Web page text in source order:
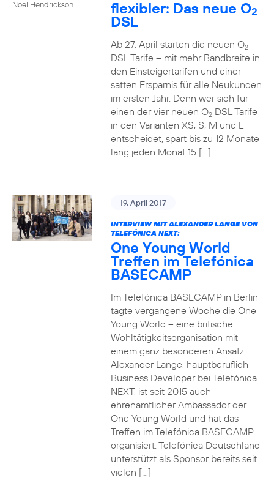
Noel Hendrickson
flexibler: Das neue O2
DSL
Ab 27. April starten die neuen O2
DSL Tarife – mit mehr Bandbreite in
den Einsteigertarifen und einer
satten Ersparnis für alle Neukunden
im ersten Jahr. Denn wer sich für
einen der vier neuen O2DSL Tarife
in den Varianten XS, S, M und L
entscheidet, spart bis zu 12 Monate
lang jeden Monat 15 […]
19. April 2017
INTERVIEW MIT ALEXANDER LANGE VON
TELEFÓNICA NEXT:
One Young World
Treffen im Telefónica
BASECAMP
Im Telefónica BASECAMP in Berlin
tagte vergangene Woche die One
Young World – eine britische
Wohltätigkeitsorganisation mit
einem ganz besonderen Ansatz.
Alexander Lange, hauptberuflich
Business Developer bei Telefónica
NEXT, ist seit 2015 auch
ehrenamtlicher Ambassador der
One Young World und hat das
Treffen im Telefónica BASECAMP
organisiert. Telefónica Deutschland
unterstützt als Sponsor bereits seit
vielen […]